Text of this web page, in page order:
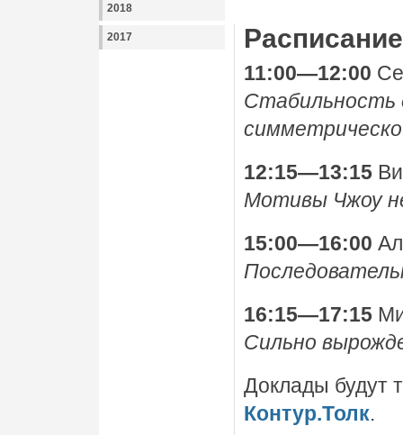
2018
2017 Расписание
11:00—12:00
Стабильность
12:15—13:15
Мотивы Чжоу
15:00—16:00
16:15—17:15
Сильно
Доклады будут
Контур.Толк.